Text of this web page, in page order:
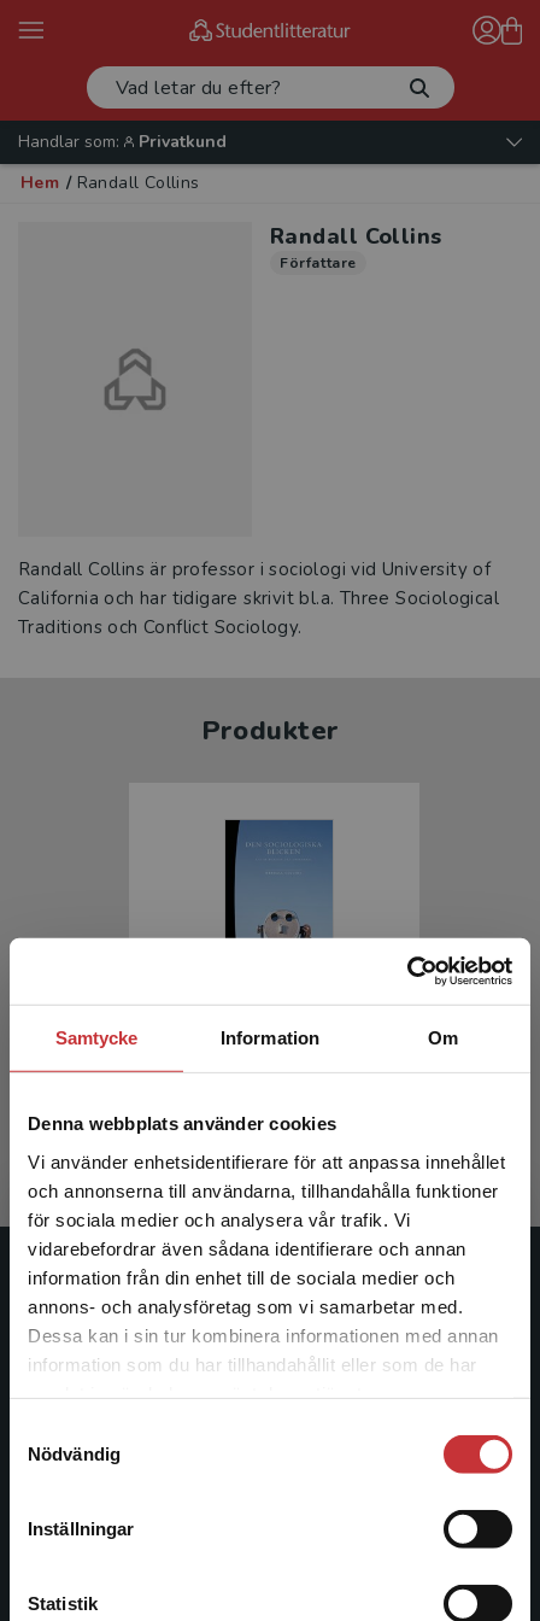
Samtycke Information Om
Denna webbplats använder cookies
Vi använder enhetsidentifierare för att anpassa innehållet
och annonserna till användarna, tillhandahålla funktioner
för sociala medier och analysera vår trafik. Vi
vidarebefordrar även sådana identifierare och annan
information från din enhet till de sociala medier och
annons- och analysföretag som vi samarbetar med.
Dessa kan i sin tur kombinera informationen med annan
information som du har tillhandahållit eller som de har
Nödvändig
Inställningar
Statistik
Begränsad fraktregion
Det verkar som att du besöker
studentlitteratur.se via en enhet utanför Sverige.
Vi erbjuder inte leveranser utanför Sverige. För
att kunna slutföra ett köp måste
Handlar som:
Privatkund
Hem / Randall Collins
Randall Collins
Författare
Randall Collins är professor i sociologi vid University of
California och har tidigare skrivit bl.a. Three Sociological
Traditions och Conflict Sociology.
Produkter
365 krinkl. moms
Studentlitteratur
Studentlitteratur grundades 1963 och är idag Sveriges
ledande utbildningsförlag. Med läromedel, kurslitteratur,
facklitteratur, utbildningar och digitala
informationstjänster i utbudet, finns Studentlitteratur med
längs hela kunskapsresan.
Kontakta oss